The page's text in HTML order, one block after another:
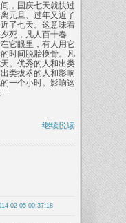
，国庆七天就快过
元旦、过年又近了
了七天。这意味着
死，凡人百十春
它眼里，有人用它
时间脱胎换骨。凡
。优秀的人和出类
类拔萃的人和影响
一个小时。影响这
继续悦读
02-05 00:37:18